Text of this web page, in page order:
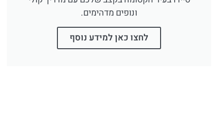
ונופים מדהימים.
לחצו כאן למידע נוסף